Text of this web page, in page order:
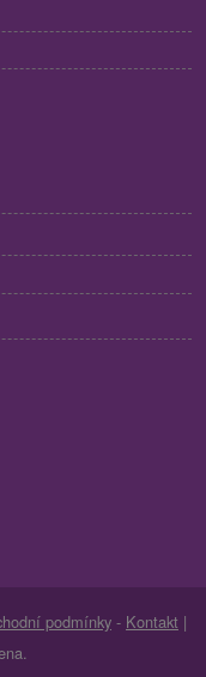
podmínky - Kontakt |